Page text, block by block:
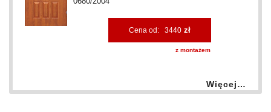
Cena od: 3440 zł
z montażem
Więcej…